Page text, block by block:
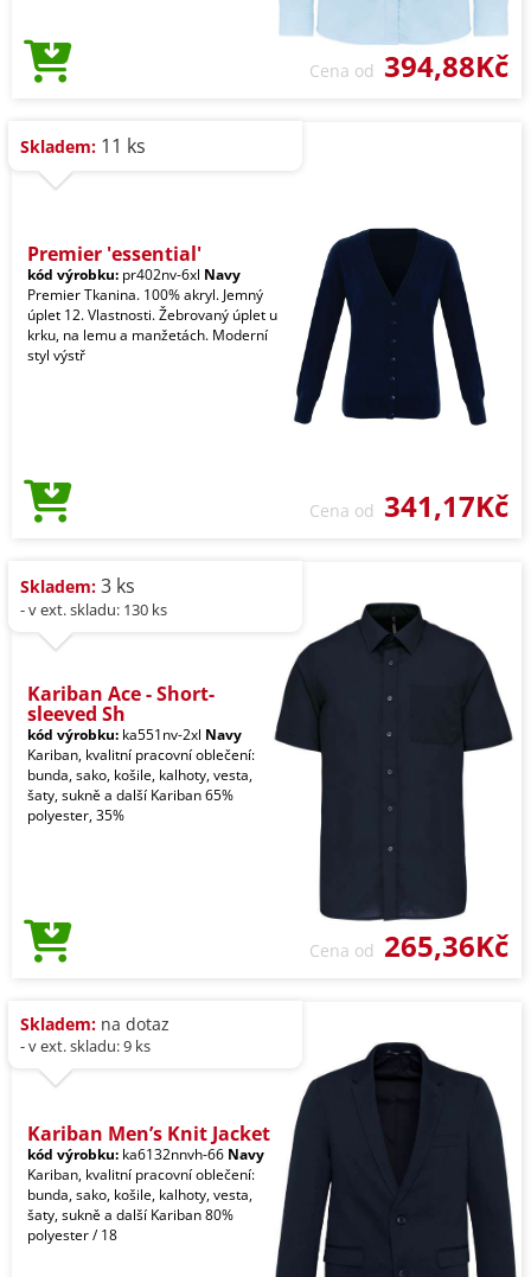
Cena od 394,88Kč
Skladem: 11 ks
Premier 'essential'
kód výrobku: pr402nv-6xl Navy
Premier Tkanina. 100% akryl. Jemný
úplet 12. Vlastnosti. Žebrovaný úplet u
krku, na lemu a manžetách. Moderní
styl výstř
Cena od 341,17Kč
Skladem: 3 ks
- v ext. skladu: 130 ks
Kariban Ace - Short-
sleeved Sh
kód výrobku: ka551nv-2xl Navy
Kariban, kvalitní pracovní oblečení:
bunda, sako, košile, kalhoty, vesta,
šaty, sukně a další Kariban 65%
polyester, 35%
Cena od 265,36Kč
Skladem: na dotaz
- v ext. skladu: 9 ks
Kariban Men’s Knit Jacket
kód výrobku: ka6132nnvh-66 Navy
Kariban, kvalitní pracovní oblečení:
bunda, sako, košile, kalhoty, vesta,
šaty, sukně a další Kariban 80%
polyester / 18